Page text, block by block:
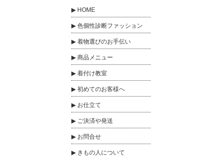
HOME
色個性診断ファッション
着物選びのお手伝い
商品メニュー
着付け教室
初めてのお客様へ
お仕立て
ご決済や発送
お問合せ
きもの人について